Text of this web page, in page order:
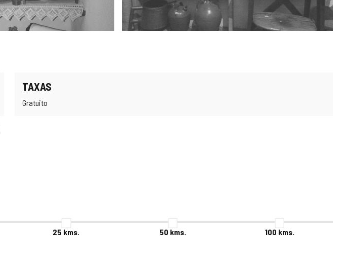
TAXAS
Gratuito
25 kms. 50 kms. 100 kms.